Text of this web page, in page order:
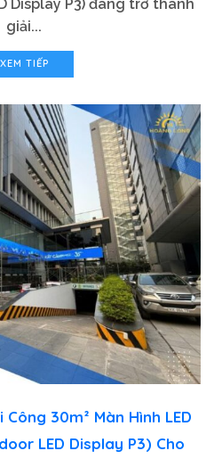
Display P3) đang trở thành
giải...
XEM TIẾP
30m² Màn Hình LED
LED Display P3) Cho